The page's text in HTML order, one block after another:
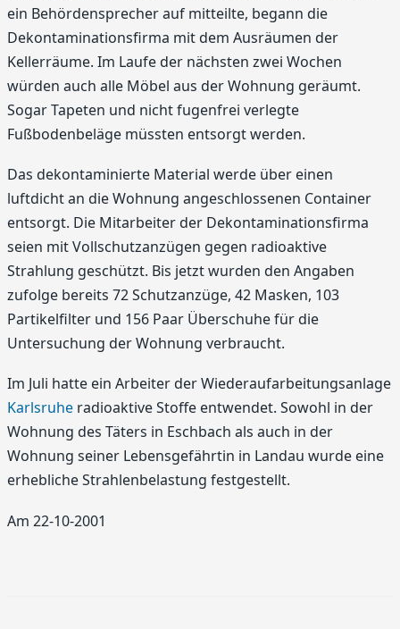
ein Behördensprecher auf mitteilte, begann die
Dekontaminationsfirma mit dem Ausräumen der
Kellerräume. Im Laufe der nächsten zwei Wochen
würden auch alle Möbel aus der Wohnung geräumt.
Sogar Tapeten und nicht fugenfrei verlegte
Fußbodenbeläge müssten entsorgt werden.
Das dekontaminierte Material werde über einen
luftdicht an die Wohnung angeschlossenen Container
entsorgt. Die Mitarbeiter der Dekontaminationsfirma
seien mit Vollschutzanzügen gegen radioaktive
Strahlung geschützt. Bis jetzt wurden den Angaben
zufolge bereits 72 Schutzanzüge, 42 Masken, 103
Partikelfilter und 156 Paar Überschuhe für die
Untersuchung der Wohnung verbraucht.
Im Juli hatte ein Arbeiter der Wiederaufarbeitungsanlage
Karlsruhe radioaktive Stoffe entwendet. Sowohl in der
Wohnung des Täters in Eschbach als auch in der
Wohnung seiner Lebensgefährtin in Landau wurde eine
erhebliche Strahlenbelastung festgestellt.
Am 22-10-2001